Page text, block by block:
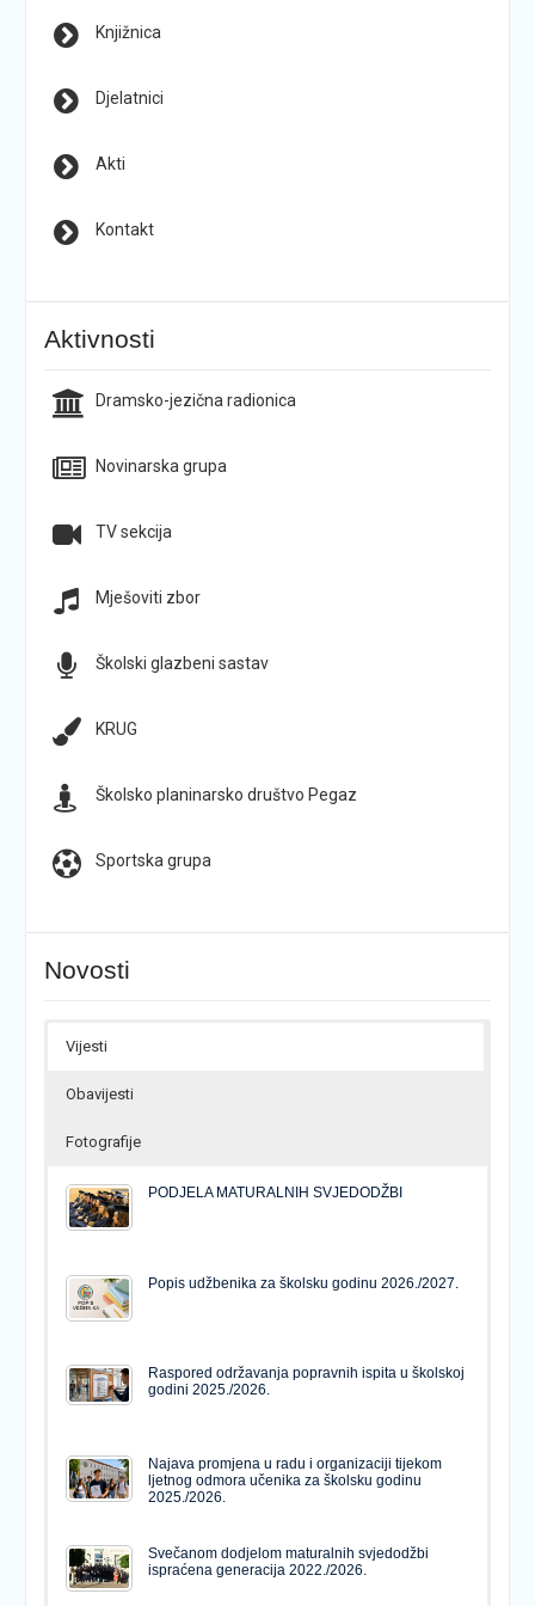
Knjižnica
Djelatnici
Akti
Kontakt
Aktivnosti
Dramsko-jezična radionica
Novinarska grupa
TV sekcija
Mješoviti zbor
Školski glazbeni sastav
KRUG
Školsko planinarsko društvo Pegaz
Sportska grupa
Novosti
Vijesti
Obavijesti
Fotografije
PODJELA MATURALNIH SVJEDODŽBI
Popis udžbenika za školsku godinu 2026./2027.
Raspored održavanja popravnih ispita u školskoj
godini 2025./2026.
Najava promjena u radu i organizaciji tijekom
ljetnog odmora učenika za školsku godinu
2025./2026.
Svečanom dodjelom maturalnih svjedodžbi
ispraćena generacija 2022./2026.